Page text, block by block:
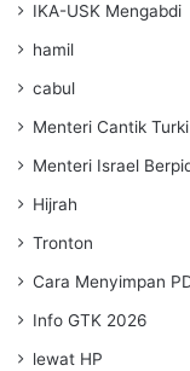
IKA-USK Mengabdi
hamil
cabul
Menteri Cantik Turki
Menteri Israel
Hijrah
Tronton
Cara Menyimpan
Info GTK 2026
lewat HP